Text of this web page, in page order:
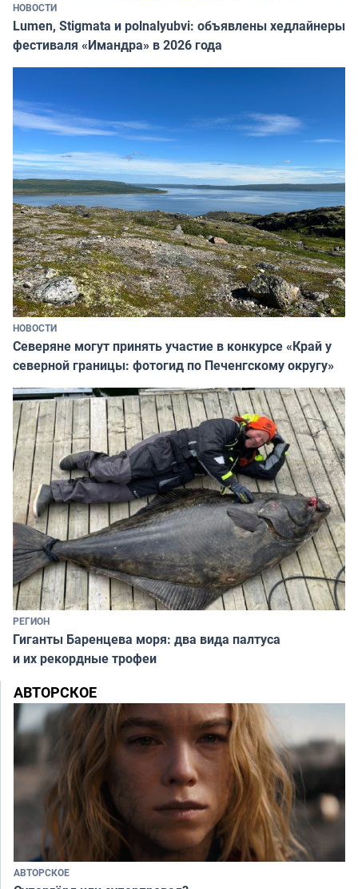
НОВОСТИ
Lumen, Stigmata и polnalyubvi: объявлены хедлайнеры
фестиваля «Имандра» в 2026 года
НОВОСТИ
Северяне могут принять участие в конкурсе «Край у
северной границы: фотогид по Печенгскому округу»
РЕГИОН
Гиганты Баренцева моря: два вида палтуса
и их рекордные трофеи
АВТОРСКОЕ
АВТОРСКОЕ